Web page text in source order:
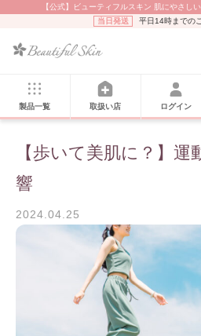
【公式】ビューティフルスキン 肌にやさし
当日発送
平日14時までの
製品一覧 取扱い店 ログイン
最終更新日
【歩いて美肌に？】
響
2024.04.25